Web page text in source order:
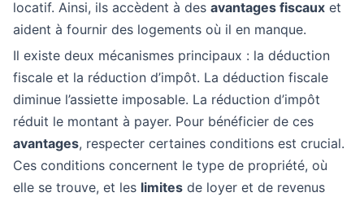
locatif. Ainsi, ils accèdent à des avantages fiscaux et
aident à fournir des logements où il en manque.
Il existe deux mécanismes principaux : la déduction
fiscale et la réduction d’impôt. La déduction fiscale
diminue l’assiette imposable. La réduction d’impôt
réduit le montant à payer. Pour bénéficier de ces
avantages, respecter certaines conditions est crucial.
Ces conditions concernent le type de propriété, où
elle se trouve, et les limites de loyer et de revenus